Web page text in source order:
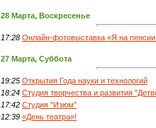
28 Марта, Воскресенье
17:28 Онлайн-фотовыставка «Я на
27 Марта, Суббота
19:25 Открытия Года науки и технологий
18:24 Студия творчества и развития
17:42 Студия "Изюм"
12:39 «День театра»!